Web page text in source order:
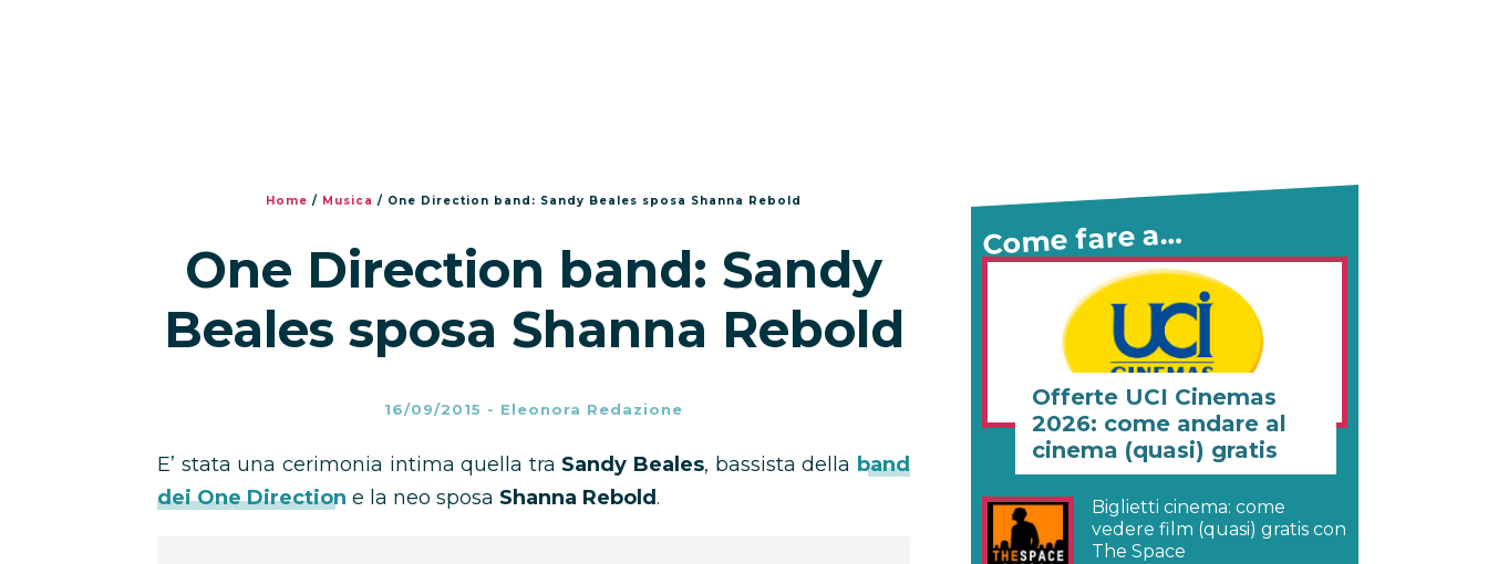
Home / Musica / One Direction band: Sandy Beales sposa Shanna Rebold
One Direction band: Sandy
Beales sposa Shanna Rebold
16/09/2015 - Eleonora Redazione
E’ stata una cerimonia intima quella tra Sandy Beales, bassista della band
dei One Direction e la neo sposa Shanna Rebold.
Come fare a…
Offerte UCI Cinemas
2026: come andare al
cinema (quasi) gratis
Biglietti cinema: come
vedere film (quasi) gratis con
The Space